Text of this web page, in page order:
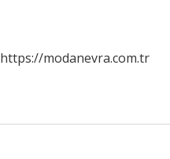
https://modanevra.com.tr